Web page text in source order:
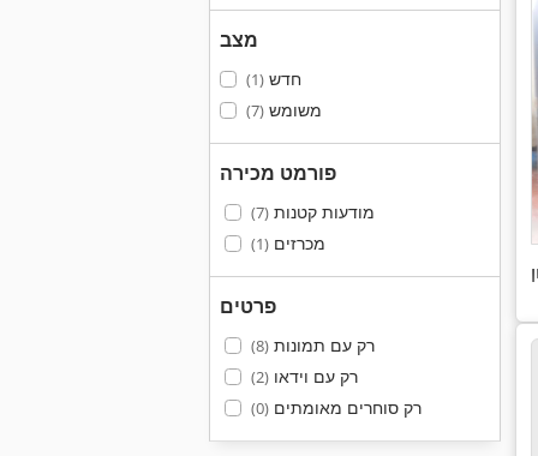
מצב
חדש(1)
משומש(7)
פורמט מכירה
מודעות קטנות(7)
מכרזים(1)
פרטים
רק עם תמונות(8)
רק עם וידאו(2)
רק סוחרים מאומתים(0)